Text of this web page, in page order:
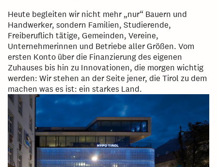
Heute begleiten wir nicht mehr „nur“ Bauern und
Handwerker, sondern Familien, Studierende,
Freiberuflich tätige, Gemeinden, Vereine,
Unternehmerinnen und Betriebe aller Größen. Vom
ersten Konto über die Finanzierung des eigenen
Zuhauses bis hin zu Innovationen, die morgen wichtig
werden: Wir stehen an der Seite jener, die Tirol zu dem
machen was es ist: ein starkes Land.